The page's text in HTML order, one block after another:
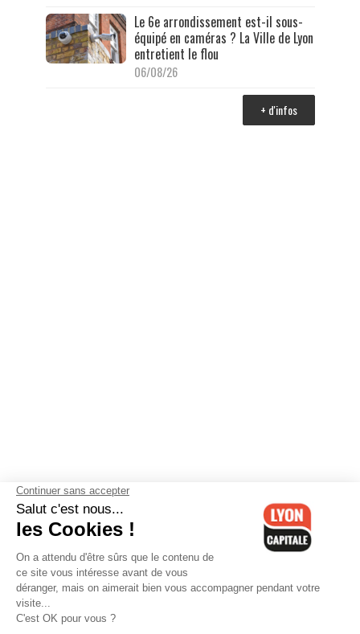
Le 6e arrondissement est-il sous-
équipé en caméras ? La Ville de Lyon
entretient le flou
06/08/26
+ d'infos